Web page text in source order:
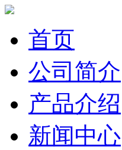
首页
公司简介
产品介绍
新闻中心